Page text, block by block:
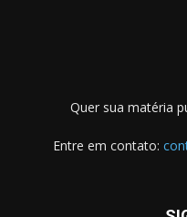
Quer sua matéria
Entre em contato: